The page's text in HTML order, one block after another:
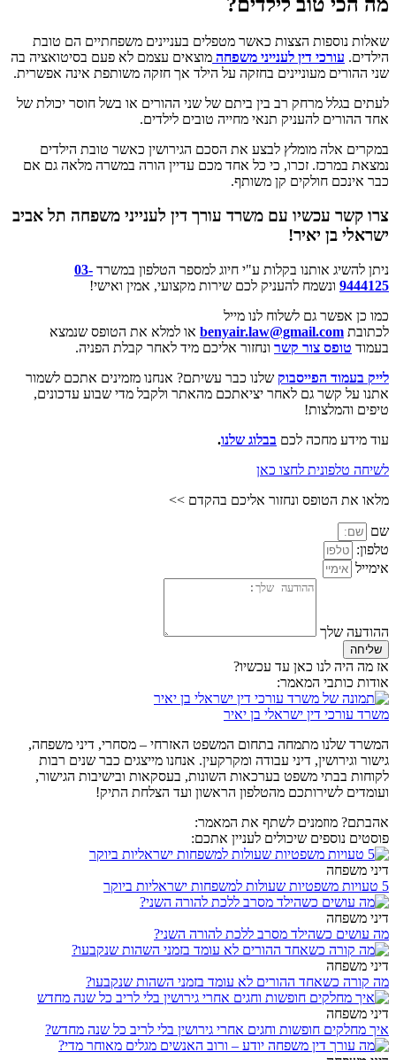
שאלות נוספות הצצות כאשר מטפלים בעניינים משפחתיים הם טובת
הילדים. עורכי דין לענייני משפחה מוצאים עצמם לא פעם בסיטואציה בה
שני ההורים מעוניינים בחזקה על הילד אך חזקה משותפת אינה אפשרית.
לעתים בגלל מרחק רב בין ביתם של שני ההורים או בשל חוסר יכולת של
אחד ההורים להעניק תנאי מחייה טובים לילדים.
במקרים אלה מומלץ לבצע את הסכם הגירושין כאשר טובת הילדים
נמצאת במרכז. זכרו, כי כל אחד מכם עדיין הורה במשרה מלאה גם אם
כבר אינכם חולקים קן משותף.
צרו קשר עכשיו עם משרד עורך דין לענייני משפחה תל אביב
ישראלי בן יאיר!
ניתן להשיג אותנו בקלות ע"י חיוג למספר הטלפון במשרד 03-
9444125 ונשמח להעניק לכם שירות מקצועי, אמין ואישי!
כמו כן אפשר גם לשלוח לנו מייל
לכתובת benyair.law@gmail.com או למלא את הטופס שנמצא
בעמוד טופס צור קשר ונחזור אליכם מיד לאחר קבלת הפניה.
לייק בעמוד הפייסבוק שלנו כבר עשיתם? אנחנו מזמינים אתכם לשמור
אתנו על קשר גם לאחר יציאתכם מהאתר ולקבל מדי שבוע עדכונים,
טיפים והמלצות!
עוד מידע מחכה לכם בבלוג שלנו.
לשיחה טלפונית לחצו כאן
מלאו את הטופס ונחזור אליכם בהקדם >>
שם
טלפון:
אימייל
ההודעה שלך
שליחה
אז מה היה לנו כאן עד עכשיו?
אודות כותבי המאמר:
משרד עורכי דין ישראלי בן יאיר
המשרד שלנו מתמחה בתחום המשפט האזרחי – מסחרי, דיני משפחה,
גישור וגירושין, דיני עבודה ומקרקעין. אנחנו מייצגים כבר שנים רבות
לקוחות בבתי משפט בערכאות השונות, בעסקאות ובישיבות הגישור,
ועומדים לשירותכם מהטלפון הראשון ועד הצלחת התיק!
אהבתם? מוזמנים לשתף את המאמר:
פוסטים נוספים שיכולים לעניין אתכם:
דיני משפחה
5 טעויות משפטיות שעולות למשפחות ישראליות ביוקר
דיני משפחה
מה עושים כשהילד מסרב ללכת להורה השני?
דיני משפחה
מה קורה כשאחד ההורים לא עומד בזמני השהות שנקבעו?
דיני משפחה
איך מחלקים חופשות וחגים אחרי גירושין בלי לריב כל שנה מחדש?